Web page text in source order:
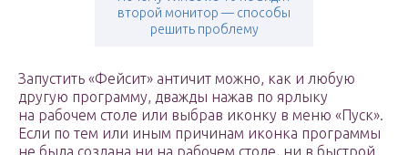
второй монитор — способы
решить проблему
Запустить «Фейсит» античит можно, как и любую
другую программу, дважды нажав по ярлыку
на рабочем столе или выбрав иконку в меню «Пуск».
Если по тем или иным причинам иконка программы
не была создана ни на рабочем столе, ни в быстрой